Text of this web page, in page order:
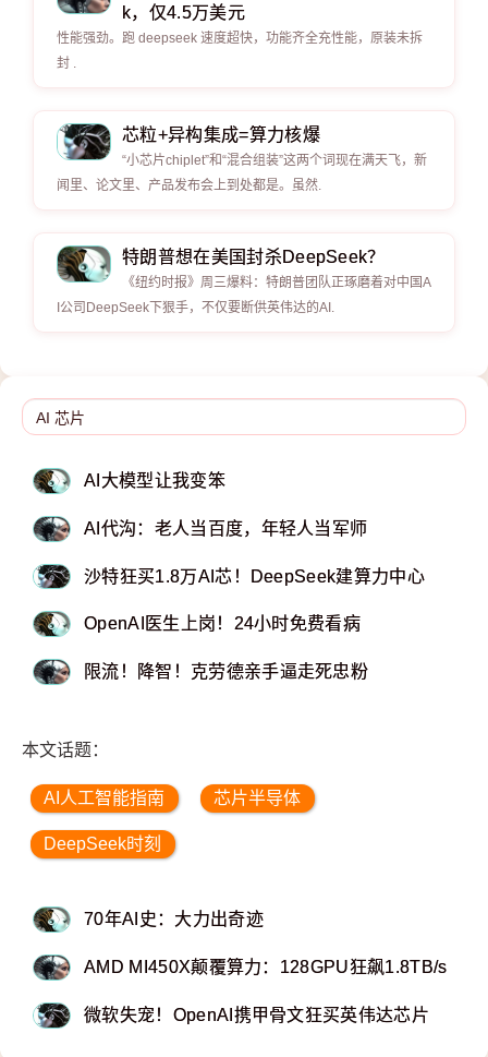
k，仅4.5万美元
性能强劲。跑 deepseek 速度超快，功能齐全充性能，原装未拆
封 .
芯粒+异构集成=算力核爆
“小芯片chiplet”和“混合组装”这两个词现在满天飞，新
闻里、论文里、产品发布会上到处都是。虽然.
特朗普想在美国封杀DeepSeek？ ​​​
《纽约时报》周三爆料：特朗普团队正琢磨着对中国A
I公司DeepSeek下狠手，不仅要断供英伟达的AI.
AI大模型让我变笨
AI代沟：老人当百度，年轻人当军师
沙特狂买1.8万AI芯！DeepSeek建算力中心
OpenAI医生上岗！24小时免费看病
限流！降智！克劳德亲手逼走死忠粉
本文话题：
AI人工智能指南 芯片半导体
DeepSeek时刻
70年AI史：大力出奇迹
AMD MI450X颠覆算力：128GPU狂飙1.8TB/s
微软失宠！OpenAI携甲骨文狂买英伟达芯片